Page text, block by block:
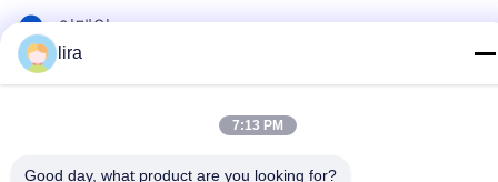
이메일
sales@gabion.cn
No.102의 Yungu 도로, Zhutang 도시, Jiangyin 시, 장쑤성, 중
lira
7:13 PM
Good day, what product are you looking for?